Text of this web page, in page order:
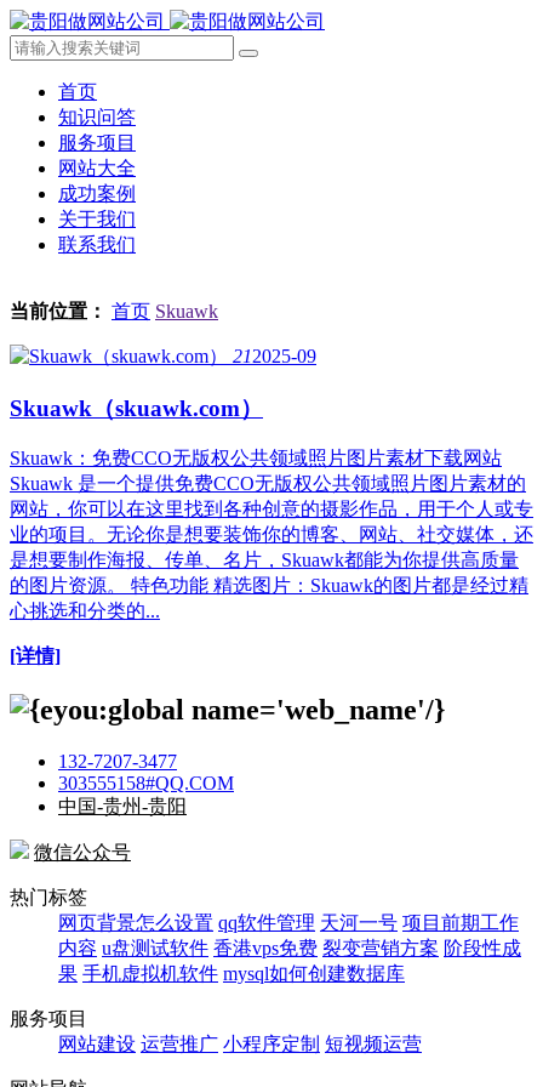
首页
知识问答
服务项目
网站大全
成功案例
关于我们
联系我们
当前位置： 首页 Skuawk
212025-09
Skuawk（skuawk.com）
Skuawk：免费CCO无版权公共领域照片图片素材下载网站
Skuawk 是一个提供免费CCO无版权公共领域照片图片素材的
网站，你可以在这里找到各种创意的摄影作品，用于个人或专
业的项目。无论你是想要装饰你的博客、网站、社交媒体，还
是想要制作海报、传单、名片，Skuawk都能为你提供高质量
的图片资源。 特色功能 精选图片：Skuawk的图片都是经过精
心挑选和分类的...
[详情]
132-7207-3477
303555158#QQ.COM
中国-贵州-贵阳
微信公众号
热门标签
网页背景怎么设置 qq软件管理 天河一号 项目前期工作
内容 u盘测试软件 香港vps免费 裂变营销方案 阶段性成
果 手机虚拟机软件 mysql如何创建数据库
服务项目
网站建设 运营推广 小程序定制 短视频运营